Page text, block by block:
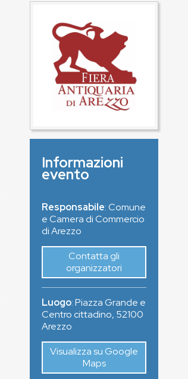
Informazioni
evento
Responsabile: Comune
e Camera di Commercio
di Arezzo
Contatta gli
organizzatori
Luogo:Piazza Grande e
Centro cittadino, 52100
Arezzo
Visualizza su Google
Maps